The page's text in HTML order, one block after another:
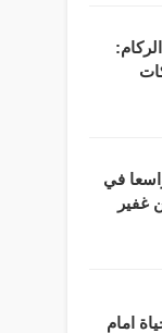
في
غفير
امام